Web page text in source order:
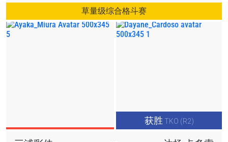
草量级综合格斗赛
获胜 TKO (R2)